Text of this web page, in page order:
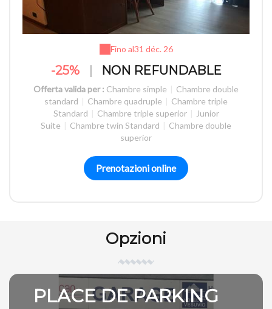
Fino al31 déc. 26
-25% NON REFUNDABLE
Offerta valida per : Chambre simple | Chambre double
standard | Chambre quadruple | Chambre triple
Standard | Chambre triple superior | Junior
Suite | Chambre twin Standard | Chambre double
superior
Prenotazioni online
Opzioni
PLACE DE PARKING